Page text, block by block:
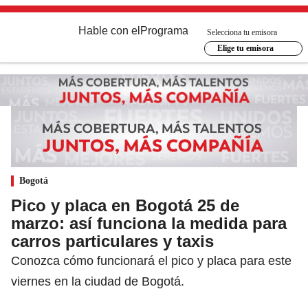
Hable con el Programa
Selecciona tu emisora
Elige tu emisora
Bogotá
Pico y placa en Bogotá 25 de
marzo: así funciona la medida para
carros particulares y taxis
Conozca cómo funcionará el pico y placa para este
viernes en la ciudad de Bogotá.